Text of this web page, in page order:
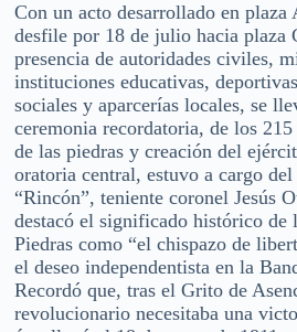
Con un acto desarrollado en
desfile por 18 de julio hacia plaza
presencia de autoridades civiles,
instituciones educativas,
sociales y aparcerías locales, se
ceremonia recordatoria, de los
de las piedras y creación del
oratoria central, estuvo a cargo
“Rincón”, teniente coronel Jesús
destacó el significado histórico de
Piedras como “el chispazo de
el deseo independentista en la
Recordó que, tras el Grito de
revolucionario necesitaba una